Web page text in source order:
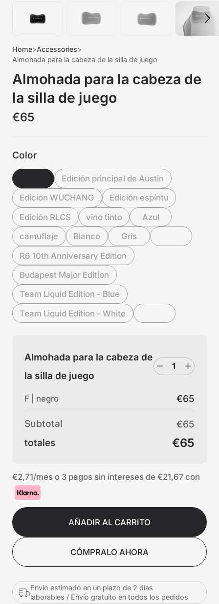
Home>Accessories>
Almohada para la cabeza de la silla de juego
Almohada para la cabeza de
la silla de juego
€65
Color
Edición principal de Austin
Edición WUCHANG
Edición espíritu
Edición RLCS
vino tinto
Azul
camuflaje
Blanco
Gris
R6 10th Anniversary Edition
Budapest Major Edition
Team Liquid Edition - Blue
Team Liquid Edition - White
Almohada para la cabeza de
la silla de juego
F | negro €65
Subtotal
€65
totales
€65
€2,71/mes o 3 pagos sin intereses de €21,67 con
AÑADIR AL CARRITO
CÓMPRALO AHORA
Envío estimado en un plazo de 2 días
laborables / Envío gratuito en todos los pedidos